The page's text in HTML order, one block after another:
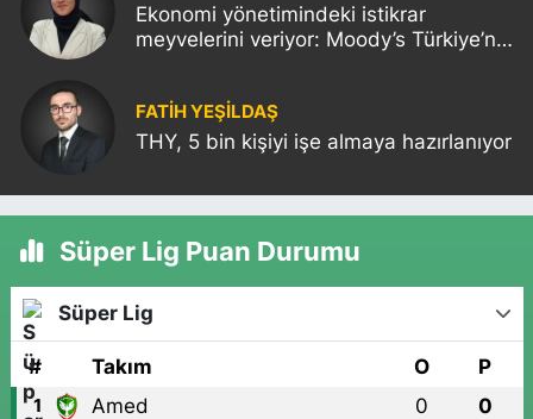
Ekonomi yönetimindeki istikrar
meyvelerini veriyor: Moody’s Türkiye’nin
FATIH YEŞİLDAŞ
THY, 5 bin kişiyi işe almaya hazırlanıyor
Süper Lig Puan Durumu
Süper Lig
# Takım O P
1 Amed 0 0